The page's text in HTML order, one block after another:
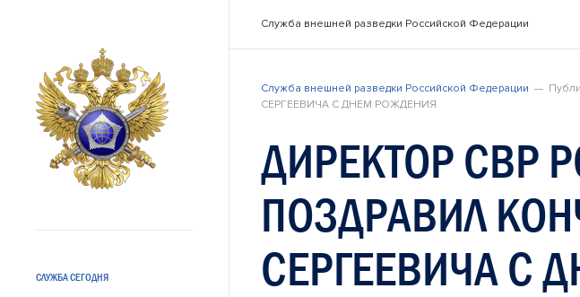
СЛУЖБА СЕГОДНЯ
Служба внешней разведки Российской Федерации
Служба внешней разведки Российской Федерации
СЕРГЕЕВИЧА С ДНЕМ РОЖДЕНИЯ
ДИРЕКТОР СВР
ПОЗДРАВИЛ
СЕРГЕЕВИЧА С